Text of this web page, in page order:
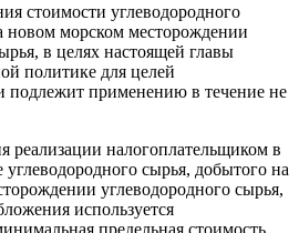
стоимости углеводородного
новом морском месторождении
в целях настоящей главы
политике для целей
подлежит применению в течение не
реализации налогоплательщиком в
сырья, добытого на
углеводородного сырья,
используется
предельная стоимость,